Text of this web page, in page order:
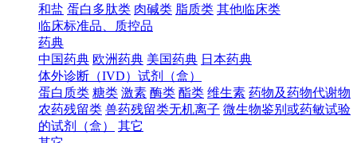
和盐 蛋白多肽类 肉碱类 脂质类 其他临床类
临床标准品、质控品
药典
中国药典 欧洲药典 美国药典 日本药典
体外诊断（IVD）试剂（盒）
蛋白质类 糖类 激素 酶类 酯类 维生素 药物及药物代谢物
农药残留类 兽药残留类无机离子 微生物鉴别或药敏试验
的试剂（盒）
其它